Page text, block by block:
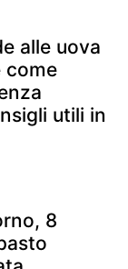
alle uova
come
utili in
8